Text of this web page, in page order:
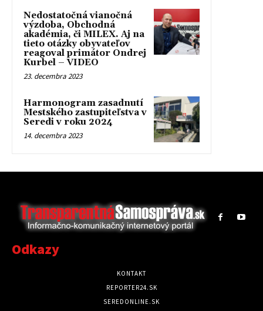
Nedostatočná vianočná
výzdoba, Obchodná
akadémia, či MILEX. Aj na
tieto otázky obyvateľov
reagoval primátor Ondrej
Kurbel – VIDEO
23. decembra 2023
Harmonogram zasadnutí
Mestského zastupiteľstva v
Seredi v roku 2024
14. decembra 2023
Odkazy
KONTAKT
REPORTER24.SK
SEREDONLINE.SK